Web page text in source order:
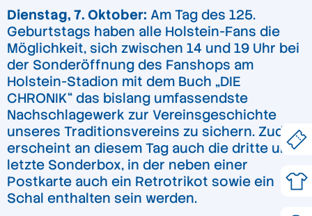
Dienstag, 7. Oktober: Am Tag des 125.
Geburtstags haben alle Holstein-Fans die
Möglichkeit, sich zwischen 14 und 19 Uhr bei
der Sonderöffnung des Fanshops am
Holstein-Stadion mit dem Buch „DIE
CHRONIK“ das bislang umfassendste
Nachschlagewerk zur Vereinsgeschichte
unseres Traditionsvereins zu sichern. Zudem
erscheint an diesem Tag auch die dritte und
letzte Sonderbox, in der neben einer
Postkarte auch ein Retrotrikot sowie ein
Schal enthalten sein werden.